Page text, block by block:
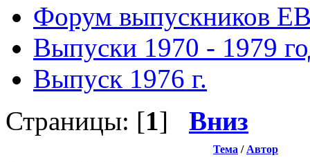
Форум выпускников
Выпуски 1970 - 1979
Выпуск 1976 г.
Страницы: [1] Вниз
Тема / Автор